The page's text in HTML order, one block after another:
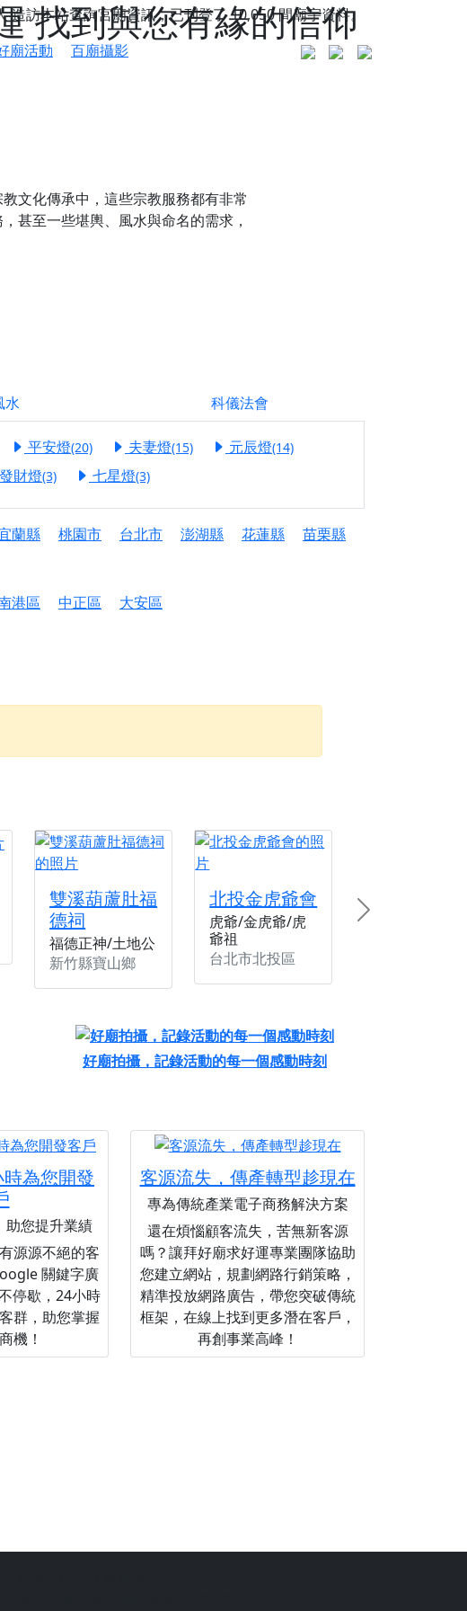
找到與您有緣的信仰
造訪本站查詢宮廟資訊，已刊登了10,050間廟宇資料。
廟活動 百廟攝影
文化傳承中，這些宗教服務都有非常
甚至一些堪輿、風水與命名的需求，
與家人累積福德、祈求平安好運
方善信大德，一同回到母娘慈悲座前，祈福納祥、慎
是一份對祖先的感恩、對親人的思念，也是為家人祈
田，誠邀十方善信大德共同參與。
為祖先親眷祈求安息，也為自身與家人累積福德、種
大天尊」 親自坐鎮主法！幫你累積的功德福報自然
，同沐母娘慈光，共祈平安吉祥
迴向冥陽兩利、闔家平安的殊勝因緣。
植福田
貴的家庭回憶
生難忘。
有一份感謝守護的虔誠心意
帶眷前來參香，共同向七娘媽祝壽祈福
安、財運亨通、事業順遂、百邪退散。
水 科儀法會
平安燈(20) 夫妻燈(15) 元辰燈(14)
財燈(3) 七星燈(3)
蘭縣 桃園市 台北市 澎湖縣 花蓮縣
苗栗縣
港區 中正區 大安區
雙溪葫蘆肚福
德祠
福德正神/土地公
新竹縣寶山鄉
北投金虎爺會
虎爺/金虎爺/虎
爺祖
台北市北投區
Next
好廟拍攝，記錄活動的每一個感動時刻
為您開發
助您提升業績
源源不絕的客
關鍵字廣
停歇，24小時
群，助您掌握
機！
客源流失，傳產轉型趁現在
專為傳統產業電子商務解決方案
還在煩惱顧客流失，苦無新客源
嗎？讓拜好廟求好運專業團隊協助
您建立網站，規劃網路行銷策略，
精準投放網路廣告，帶您突破傳統
框架，在線上找到更多潛在客戶，
再創事業高峰！